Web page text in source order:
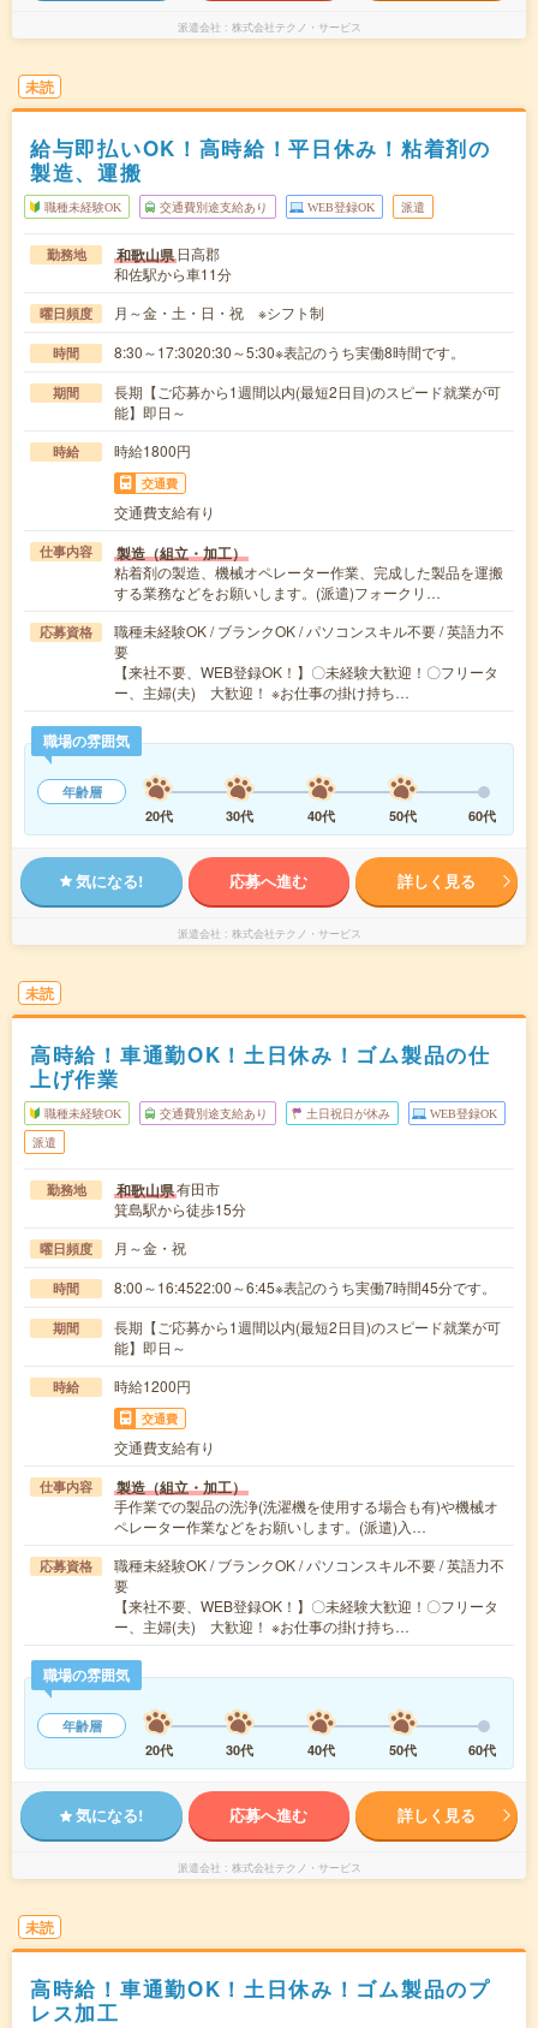
派遣会社 株式会社テクノ・サービス
未読
給与即払いOK！高時給！平日休み！粘着剤の
製造、運搬
職種未経験OK 交通費別途支給あり WEB登録OK 派遣
勤務地 和歌山県 日高郡
和佐駅から車11分
曜日頻度 月～金・土・日・祝 ※シフト制
時間 8:30～17:3020:30～5:30※表記のうち実働8時間です。
期間
長期【ご応募から1週間以内(最短2日目)のスピード就業が可
能】即日～
時給 時給1800円
交通費
交通費支給有り
仕事内容 製造（組立・加工）
粘着剤の製造、機械オペレーター作業、完成した製品を運搬
する業務などをお願いします。(派遣)フォークリ…
応募資格
職種未経験OK / ブランクOK / パソコンスキル不要 / 英語力不
要
【来社不要、WEB登録OK！】〇未経験大歓迎！〇フリータ
ー、主婦(夫) 大歓迎！ ※お仕事の掛け持ち…
職場の雰囲気
年齢層
20代
30代 40代 50代 60代
気になる! 応募へ進む 詳しく見る
派遣会社 株式会社テクノ・サービス
未読
高時給！車通勤OK！土日休み！ゴム製品の仕
上げ作業
職種未経験OK 交通費別途支給あり 土日祝日が休み WEB登録OK
派遣
勤務地 和歌山県有田市
箕島駅から徒歩15分
曜日頻度 月～金・祝
時間 8:00～16:4522:00～6:45※表記のうち実働7時間45分です。
期間
長期【ご応募から1週間以内(最短2日目)のスピード就業が可
能】即日～
時給 時給1200円
交通費
交通費支給有り
仕事内容 製造（組立・加工）
手作業での製品の洗浄(洗濯機を使用する場合も有)や機械オ
ペレーター作業などをお願いします。(派遣)入…
応募資格
職種未経験OK / ブランクOK / パソコンスキル不要 / 英語力不
要
【来社不要、WEB登録OK！】〇未経験大歓迎！〇フリータ
ー、主婦(夫) 大歓迎！ ※お仕事の掛け持ち…
職場の雰囲気
年齢層
20代
30代 40代 50代 60代
気になる! 応募へ進む 詳しく見る
派遣会社 株式会社テクノ・サービス
未読
高時給！車通勤OK！土日休み！ゴム製品のプ
レス加工